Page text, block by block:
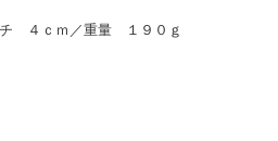
４ｃｍ／重量 １９０ｇ